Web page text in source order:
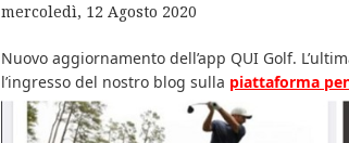
mercoledì, 12 Agosto 2020
Nuovo aggiornamento dell’app QUI Golf.
l’ingresso del nostro blog sulla piattaforma